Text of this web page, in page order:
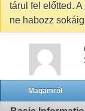
tárul fel előtted.
ne habozz
Magamról